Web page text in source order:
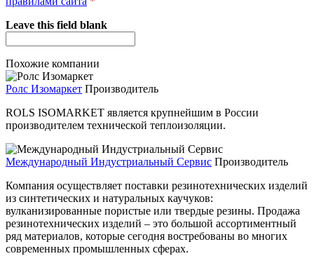
Leave this field blank
Похожие компании
Ролс Изомаркет Производитель
ROLS ISOMARKET является крупнейшим в России
производителем технической теплоизоляции.
Международный Индустриальный Сервис Производитель
Компания осуществляет поставки резинотехнических изделий
из синтетических и натуральных каучуков:
вулканизированные пористые или твердые резины. Продажа
резинотехнических изделий – это большой ассортиментный
ряд материалов, которые сегодня востребованы во многих
современных промышленных сферах.